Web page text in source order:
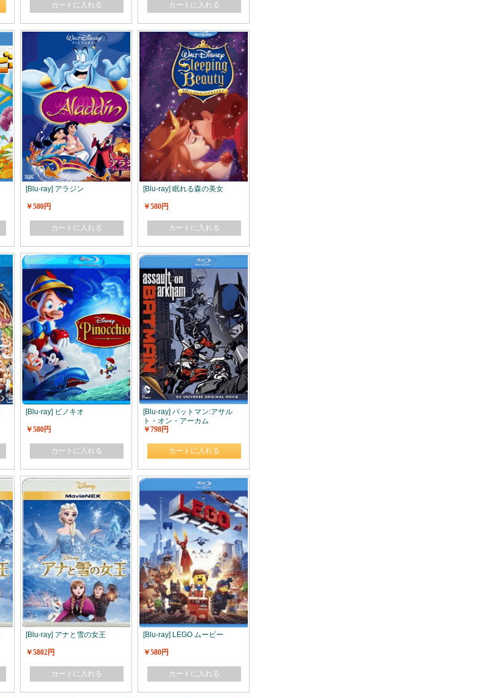
カートに入れる カートに入れる
[Blu-ray] アラジン
￥580円
カートに入れる
[Blu-ray] 眠れる森の美女
￥580円
カートに入れる
[Blu-ray] ピノキオ
￥580円
カートに入れる
[Blu-ray] バットマン:アサル
ト・オン・アーカム
￥798円
カートに入れる
[Blu-ray] アナと雪の女王
￥5802円
カートに入れる
[Blu-ray] LEGO ムービー
￥580円
カートに入れる